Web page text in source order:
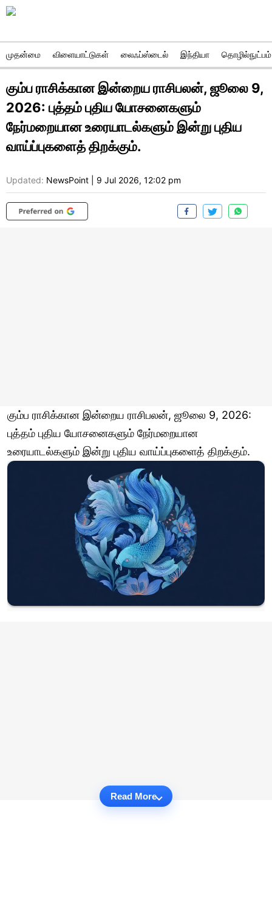
முதன்மை விளையாட்டுகள் லைஃப்ஸ்டைல் இந்தியா தொழில்நுட்பம்
கும்ப ராசிக்கான இன்றைய ராசிபலன், ஜூலை 9,
2026: புத்தம் புதிய யோசனைகளும்
நேர்மறையான உரையாடல்களும் இன்று புதிய
வாய்ப்புகளைத் திறக்கும்.
Updated: NewsPoint 9 Jul 2026, 12:02 pm
கும்ப ராசிக்கான இன்றைய ராசிபலன், ஜூலை 9, 2026:
புத்தம் புதிய யோசனைகளும் நேர்மறையான
உரையாடல்களும் இன்று புதிய வாய்ப்புகளைத் திறக்கும்.
Read More